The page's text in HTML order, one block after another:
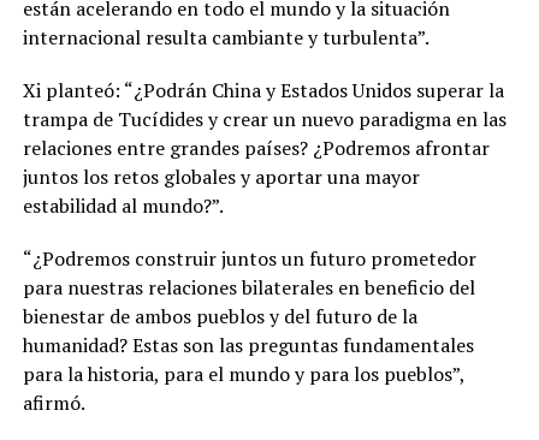
están acelerando en todo el mundo y la situación
internacional resulta cambiante y turbulenta”.
Xi planteó: “¿Podrán China y Estados Unidos superar la
trampa de Tucídides y crear un nuevo paradigma en las
relaciones entre grandes países? ¿Podremos afrontar
juntos los retos globales y aportar una mayor
estabilidad al mundo?”.
“¿Podremos construir juntos un futuro prometedor
para nuestras relaciones bilaterales en beneficio del
bienestar de ambos pueblos y del futuro de la
humanidad? Estas son las preguntas fundamentales
para la historia, para el mundo y para los pueblos”,
afirmó.